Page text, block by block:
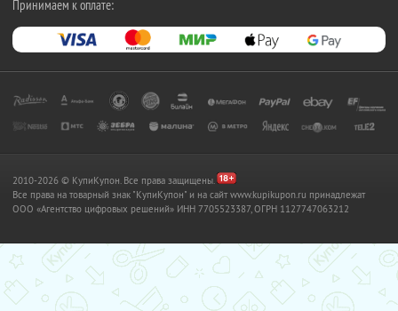
Принимаем к оплате:
2010-2026 © КупиКупон. Все права защищены.
Все права на товарный знак "КупиКупон" и на сайт www.kupikupon.ru принадлежат
OOO «Агентство цифровых решений» ИНН 7705523387, ОГРН 1127747063212